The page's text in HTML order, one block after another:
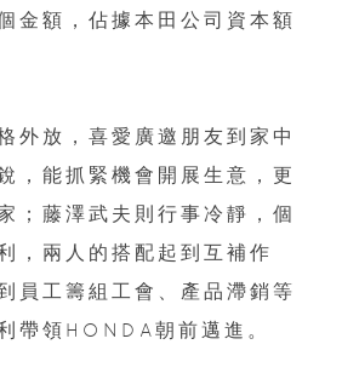
金額，佔據本田公司資本額
外放，喜愛廣邀朋友到家中
，能抓緊機會開展生意，更
；藤澤武夫則行事冷靜，個
，兩人的搭配起到互補作
員工籌組工會、產品滯銷等
帶領HONDA朝前邁進。